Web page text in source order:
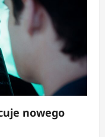
nowego